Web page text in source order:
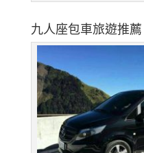
九人座包車旅遊推薦